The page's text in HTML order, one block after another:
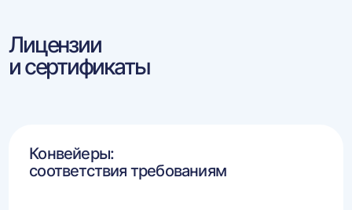
Лицензии
и сертификаты
Конвейеры:
соответствия требованиям